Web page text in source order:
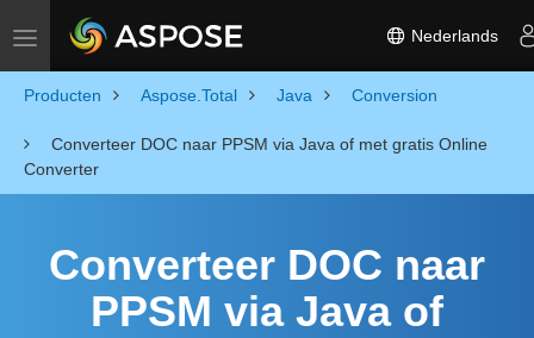
Toggle navigation Nederlands
Producten Aspose.Total Java Conversion
Converteer DOC naar PPSM via Java of met gratis Online
Converter
Converteer DOC naar
PPSM via Java of